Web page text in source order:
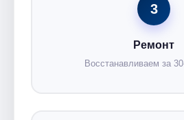
3
Ремонт
Восстанавливаем за